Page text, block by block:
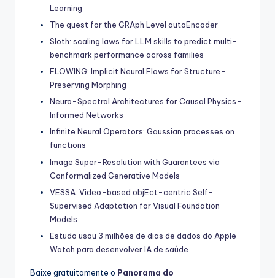
Learning
The quest for the GRAph Level autoEncoder
Sloth: scaling laws for LLM skills to predict multi-
benchmark performance across families
FLOWING: Implicit Neural Flows for Structure-
Preserving Morphing
Neuro-Spectral Architectures for Causal Physics-
Informed Networks
Infinite Neural Operators: Gaussian processes on
functions
Image Super-Resolution with Guarantees via
Conformalized Generative Models
VESSA: Video-based objEct-centric Self-
Supervised Adaptation for Visual Foundation
Models
Estudo usou 3 milhões de dias de dados do Apple
Watch para desenvolver IA de saúde
Baixe gratuitamente o Panorama do